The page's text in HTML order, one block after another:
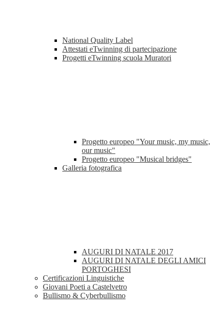
National Quality Label
Attestati eTwinning di partecipazione
Progetti eTwinning scuola Muratori
Progetto europeo "Your music, my music,
our music"
Progetto europeo "Musical bridges"
Galleria fotografica
AUGURI DI NATALE 2017
AUGURI DI NATALE DEGLI AMICI
PORTOGHESI
Certificazioni Linguistiche
Giovani Poeti a Castelvetro
Bullismo & Cyberbullismo